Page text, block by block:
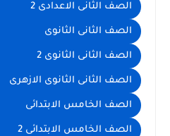
الصف الثانى الاعدادى 2
الصف الثانى الثانوى
الصف الثانى الثانوى 2
الصف الثانى الثانوى الازهرى
الصف الخامس الابتدائى
الصف الخامس الابتدائى 2